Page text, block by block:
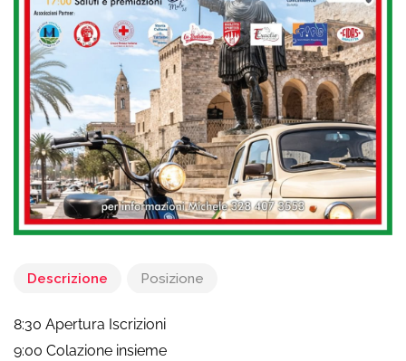
Descrizione Posizione
8:30 Apertura Iscrizioni
9:00 Colazione insieme